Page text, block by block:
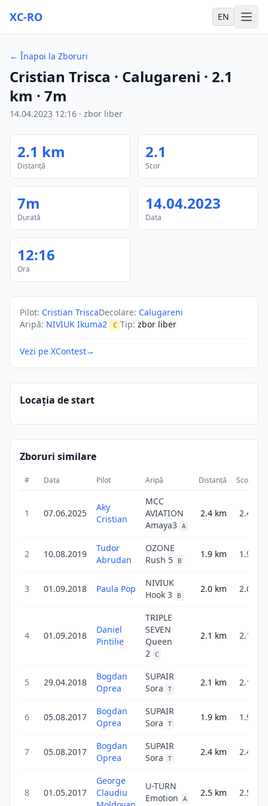
XC-RO EN
← Înapoi la Zboruri
Cristian Trisca · Calugareni · 2.1
km · 7m
14.04.2023 12:16 · zbor liber
2.1 km
Distanță
2.1
Scor
7m
Durată
14.04.2023
Data
12:16
Ora
Pilot: Cristian TriscaDecolare: Calugareni
Aripă: NIVIUK Ikuma2 C Tip: zbor liber
Vezi pe XContest→
Locația de start
Zboruri similare
# Data Pilot Aripă Distanță Scor
1 07.06.2025
Aky
Cristian
MCC
AVIATION
Amaya3 A
2.4 km 2.4
2 10.08.2019
Tudor
Abrudan
OZONE
Rush 5
B
1.9 km 1.9
3 01.09.2018 Paula Pop
NIVIUK
Hook 3
B
2.0 km 2.0
4 01.09.2018
Daniel
Pintilie
TRIPLE
SEVEN
Queen
2 C
2.1 km 2.1
5 29.04.2018
Bogdan
Oprea
SUPAIR
Sora
T
2.1 km 2.1
6 05.08.2017
Bogdan
Oprea
SUPAIR
Sora
T
1.9 km 1.9
7 05.08.2017
Bogdan
Oprea
SUPAIR
Sora
T
2.4 km 2.4
8 01.05.2017
George
Claudiu
U-TURN
Emotion
A
2.5 km 2.5